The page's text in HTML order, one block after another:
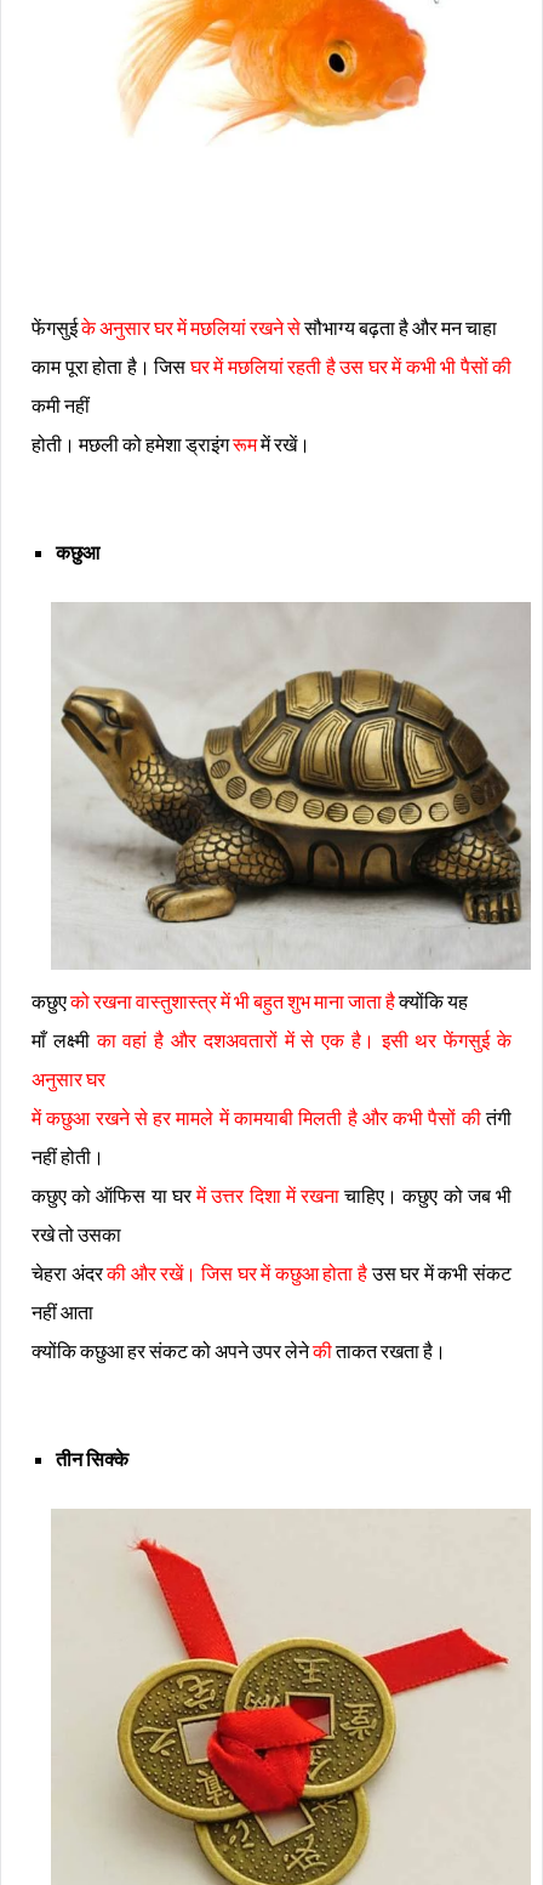
फेंगसुईके अनुसार घर में मछलियां रखने सेसौभाग्य बढ़ता है और मन चाहा
काम पूरा होता है। जिसघर में मछलियां रहती है उस घर में कभी भी पैसों की
कमी नहीं
होती। मछली को हमेशा ड्राइंगरूममें रखें।
कछुआ
कछुएको रखना वास्तुशास्त्र में भी बहुत शुभ माना जाता हैक्योंकि यह
माँ लक्ष्मीका वहां है और दशअवतारों में से एक है। इसी थर फेंगसुई के
अनुसार घर
में कछुआ रखने से हर मामले में कामयाबी मिलती है और कभी पैसों कीतंगी
नहीं होती।
कछुए को ऑफिस या घरमें उत्तर दिशा में रखनाचाहिए। कछुए को जब भी
रखे तो उसका
चेहरा अंदरकी और रखें। जिस घर में कछुआ होता हैउस घर में कभी संकट
नहीं आता
क्योंकि कछुआ हर संकट को अपने उपर लेनेकीताकत रखता है।
तीन सिक्के